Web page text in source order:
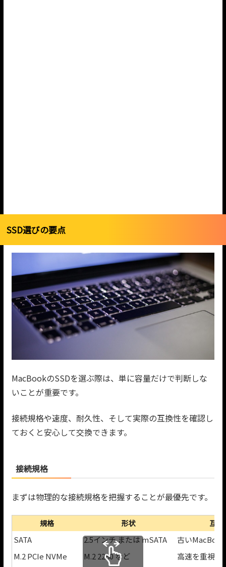
SSD選びの要点
MacBookのSSDを選ぶ際は、単に容量だけで判断しな
いことが重要です。
接続規格や速度、耐久性、そして実際の互換性を確認し
ておくと安心して交換できます。
接続規格
まずは物理的な接続規格を把握することが最優先です。
規格 形状 互換
SATA 2.5インチ または mSATA
古い
M.2 PCIe NVMe
M.2 2280 など
高速を重視す